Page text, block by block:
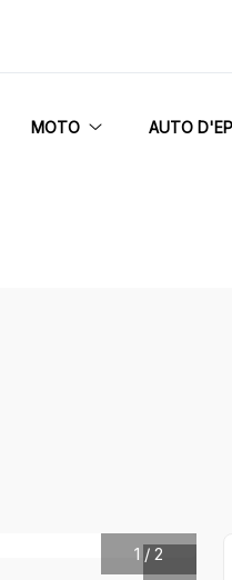
MOTO AUTO
1 / 2